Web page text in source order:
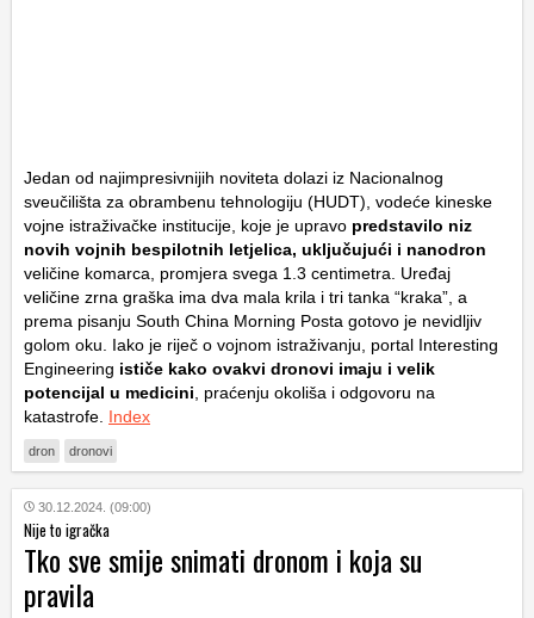
Jedan od najimpresivnijih noviteta dolazi iz Nacionalnog
sveučilišta za obrambenu tehnologiju (HUDT), vodeće kineske
vojne istraživačke institucije, koje je upravo predstavilo niz
novih vojnih bespilotnih letjelica, uključujući i nanodron
veličine komarca, promjera svega 1.3 centimetra. Uređaj
veličine zrna graška ima dva mala krila i tri tanka “kraka”, a
prema pisanju South China Morning Posta gotovo je nevidljiv
golom oku. Iako je riječ o vojnom istraživanju, portal Interesting
Engineering ističe kako ovakvi dronovi imaju i velik
potencijal u medicini , praćenju okoliša i odgovoru na
katastrofe. Index
dron dronovi
30.12.2024. (09:00)
Nije to igračka
Tko sve smije snimati dronom i koja su
pravila